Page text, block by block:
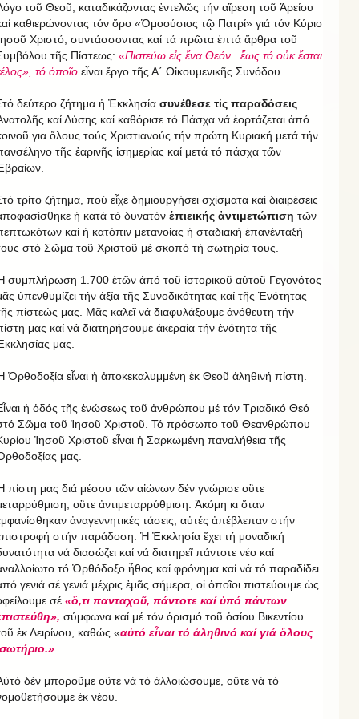
τοῦ Θεοῦ, καταδικάζοντας ἐντελῶς τήν αἵρεση τοῦ Ἀρείου
καθιερώνοντας τόν ὅρο «Ὁμοούσιος τῷ Πατρί» γιά τόν Κύριο
Χριστό, συντάσσοντας καί τά πρῶτα ἑπτά ἄρθρα τοῦ
τῆς Πίστεως: «Πιστεύω εἰς ἕνα Θεόν...ἕως τό οὐκ ἔσται
τό ὁποῖο εἶναι ἔργο τῆς Α΄ Οἰκουμενικῆς Συνόδου.
δεύτερο ζήτημα ἡ Ἐκκλησία συνέθεσε τίς παραδόσεις
καί Δύσης καί καθόρισε τό Πάσχα νά ἑορτάζεται ἀπό
για ὅλους τούς Χριστιανούς τήν πρώτη Κυριακή μετά τήν
τῆς ἐαρινῆς ἰσημερίας καί μετά τό πάσχα τῶν
τρίτο ζήτημα, πού εἶχε δημιουργήσει σχίσματα καί διαιρέσεις
ἡ κατά τό δυνατόν ἐπιεικής ἀντιμετώπιση τῶν
καί ἡ κατόπιν μετανοίας ἡ σταδιακή ἐπανένταξή
στό Σῶμα τοῦ Χριστοῦ μέ σκοπό τή σωτηρία τους.
συμπλήρωση 1.700 ἐτῶν ἀπό τοῦ ἱστορικοῦ αὐτοῦ Γεγονότος
ὑπενθυμίζει τήν ἀξία τῆς Συνοδικότητας καί τῆς Ἑνότητας
πίστεώς μας. Μᾶς καλεῖ νά διαφυλάξουμε ἀνόθευτη τήν
μας καί νά διατηρήσουμε ἀκεραία τήν ἑνότητα τῆς
μας.
Ὀρθοδοξία εἶναι ἡ ἀποκεκαλυμμένη ἐκ Θεοῦ ἀληθινή πίστη.
ἡ ὁδός τῆς ἑνώσεως τοῦ ἀνθρώπου μέ τόν Τριαδικό Θεό
Σῶμα τοῦ Ἰησοῦ Χριστοῦ. Τό πρόσωπο τοῦ Θεανθρώπου
Ἰησοῦ Χριστοῦ εἶναι ἡ Σαρκωμένη παναλήθεια τῆς
μας.
πίστη μας διά μέσου τῶν αἰώνων δέν γνώρισε οὒτε
οὒτε ἀντιμεταρρύθμιση. Ἀκόμη κι ὅταν
ἀναγεννητικές τάσεις, αὐτές ἀπέβλεπαν στήν
στήν παράδοση. Ἡ Ἐκκλησία ἔχει τή μοναδική
νά διασώζει καί νά διατηρεῖ πάντοτε νέο καί
τό Ὀρθόδοξο ἦθος καί φρόνημα καί νά τό παραδίδει
γενιά σέ γενιά μέχρις ἐμᾶς σήμερα, οἱ ὁποῖοι πιστεύουμε ὡς
σέ «ὃ,τι πανταχοῦ, πάντοτε καί ὑπό πάντων
σύμφωνα καί μέ τόν ὁρισμό τοῦ ὁσίου Βικεντίου
ἐκ Λειρίνου, καθώς «αὐτό εἶναι τό ἀληθινό καί γιά ὅλους
δέν μποροῦμε οὒτε νά τό ἀλλοιώσουμε, οὒτε νά τό
ἐκ νέου.